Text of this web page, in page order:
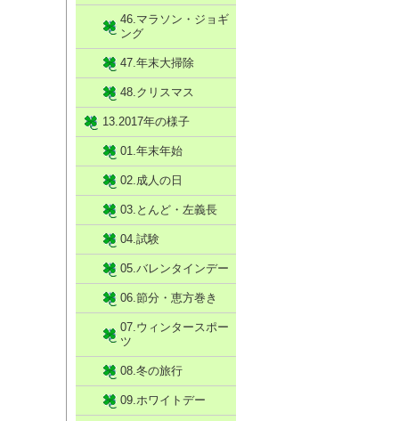
46.マラソン・ジョギ
ング
47.年末大掃除
48.クリスマス
13.2017年の様子
01.年末年始
02.成人の日
03.とんど・左義長
04.試験
05.バレンタインデー
06.節分・恵方巻き
07.ウィンタースポー
ツ
08.冬の旅行
09.ホワイトデー